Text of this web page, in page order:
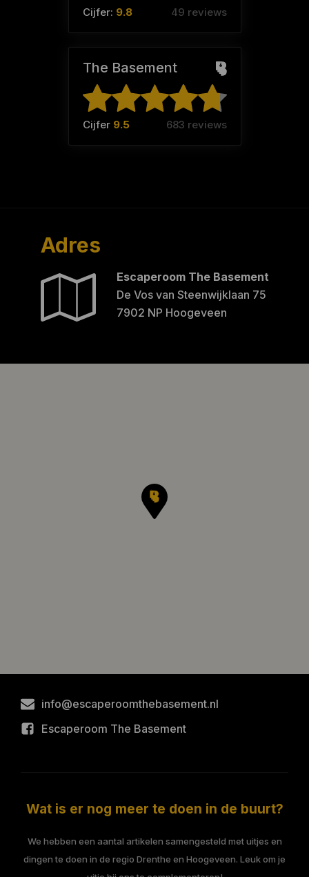
Cijfer: 9.8 49 reviews
The Basement
Cijfer 9.5 683 reviews
Adres
Escaperoom The Basement
De Vos van Steenwijklaan 75
7902 NP Hoogeveen
info@escaperoomthebasement.nl
Escaperoom The Basement
Wat is er nog meer te doen in de buurt?
We hebben een aantal artikelen samengesteld met uitjes en
dingen te doen in de regio Drenthe en Hoogeveen. Leuk om je